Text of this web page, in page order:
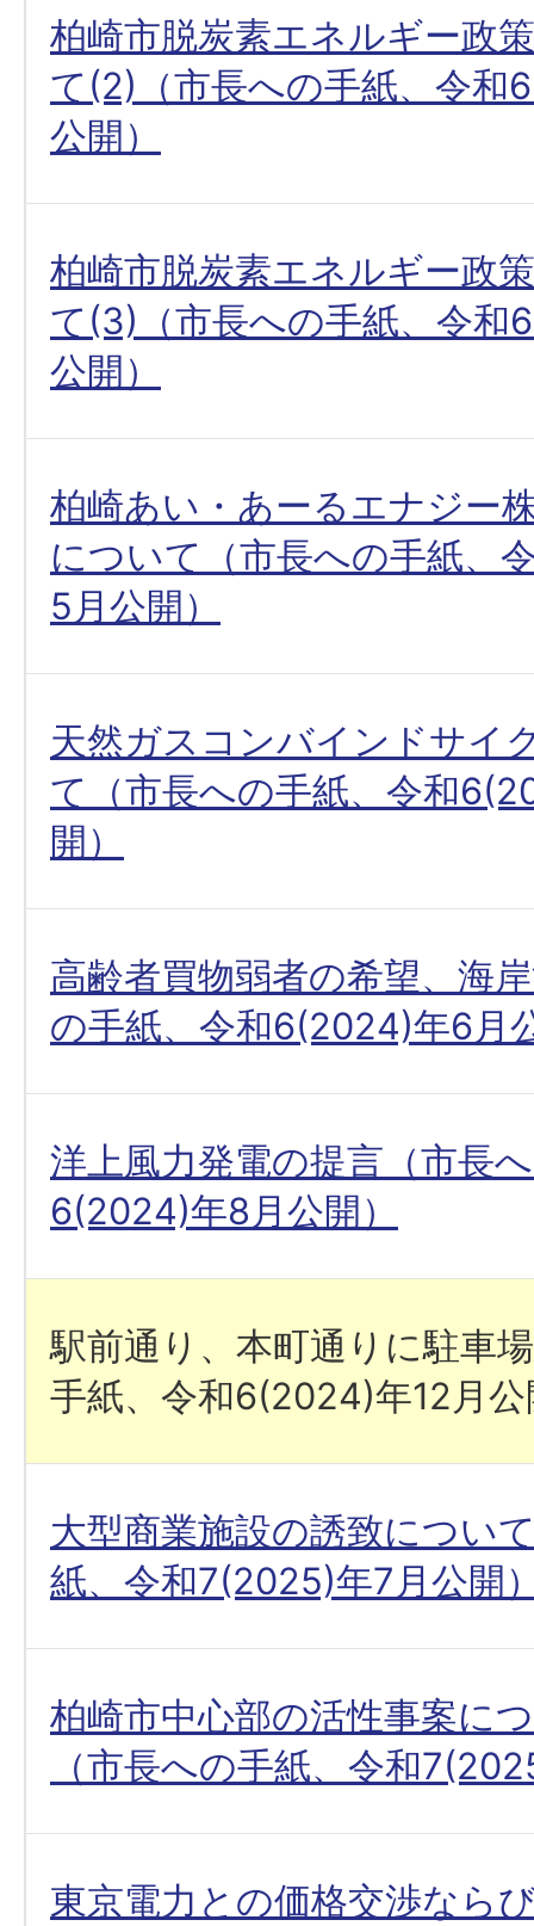
柏崎市脱炭素エネルギー政
て(2)（市長への手紙、令和
公開）
柏崎市脱炭素エネルギー政
て(3)（市長への手紙、令和
公開）
柏崎あい・あーるエナジー
について（市長への手紙、
5月公開）
天然ガスコンバインドサイ
て（市長への手紙、令和
開）
高齢者買物弱者の希望、海
の手紙、令和6(2024)年6月
洋上風力発電の提言（市長
6(2024)年8月公開）
駅前通り、本町通りに駐車
手紙、令和6(2024)年12月公
大型商業施設の誘致につい
紙、令和7(2025)年7月公開
柏崎市中心部の活性事案に
（市長への手紙、令和
東京電力との価格交渉なら